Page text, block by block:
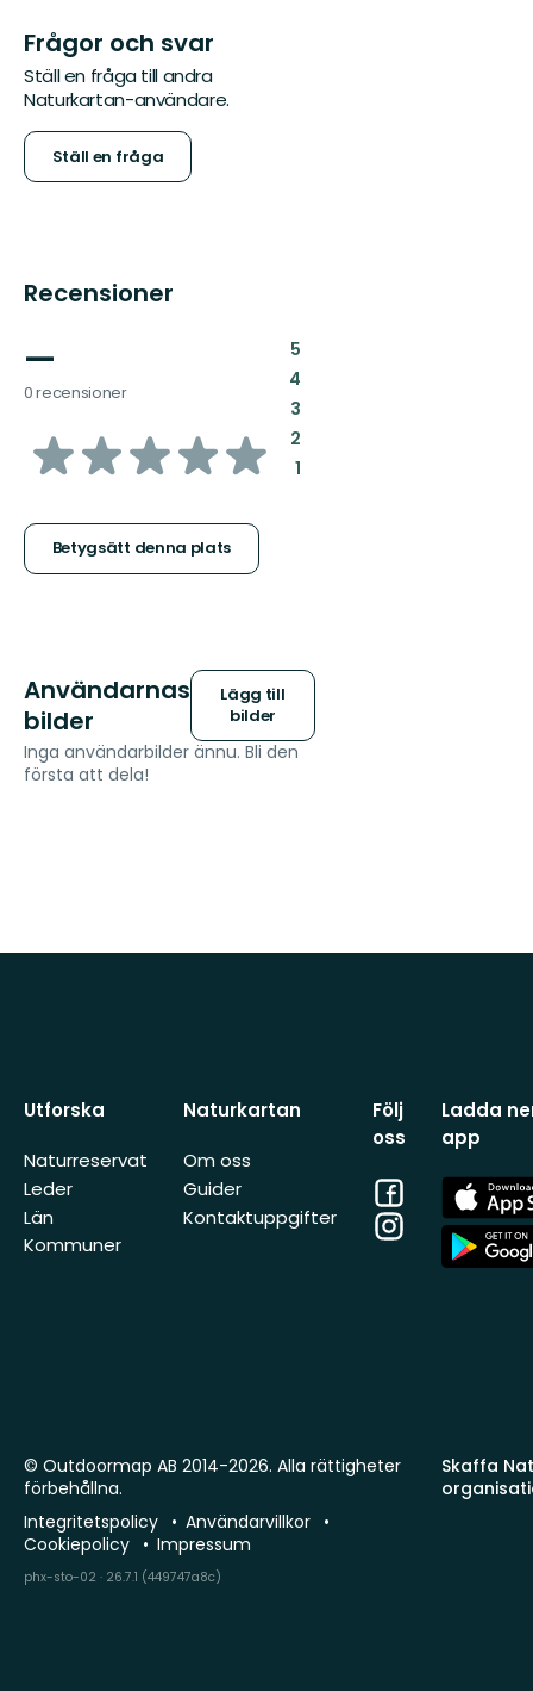
Frågor och svar
Ställ en fråga till andra
Naturkartan-användare.
Ställ en fråga
Recensioner
—
0 recensioner
av
stjärnor
Betygsätt denna plats
5:
4:
3:
2:
1:
Användarnas
bilder
Lägg till
bilder
Inga användarbilder ännu. Bli den
första att dela!
Utforska
Naturreservat
Leder
Län
Kommuner
Naturkartan
Om oss
Guider
Kontaktuppgifter
Följ
oss
Facebook
Instagram
Ladda
app
App
Store
App
Store
Skaffa
© Outdoormap AB 2014-2026. Alla rättigheter
förbehållna.
Integritetspolicy
Användarvillkor
Cookiepolicy
Impressum
phx-sto-02 · 26.7.1 (449747a8c)